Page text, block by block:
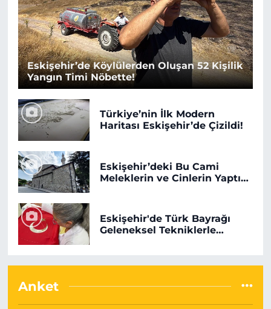
Eskişehir’de Köylülerden Oluşan 52 Kişilik
Yangın Timi Nöbette!
Türkiye’nin İlk Modern
Haritası Eskişehir’de Çizildi!
Eskişehir’deki Bu Cami
Meleklerin ve Cinlerin Yaptığı
Eskişehir'de Türk Bayrağı
Geleneksel Tekniklerle
Anket